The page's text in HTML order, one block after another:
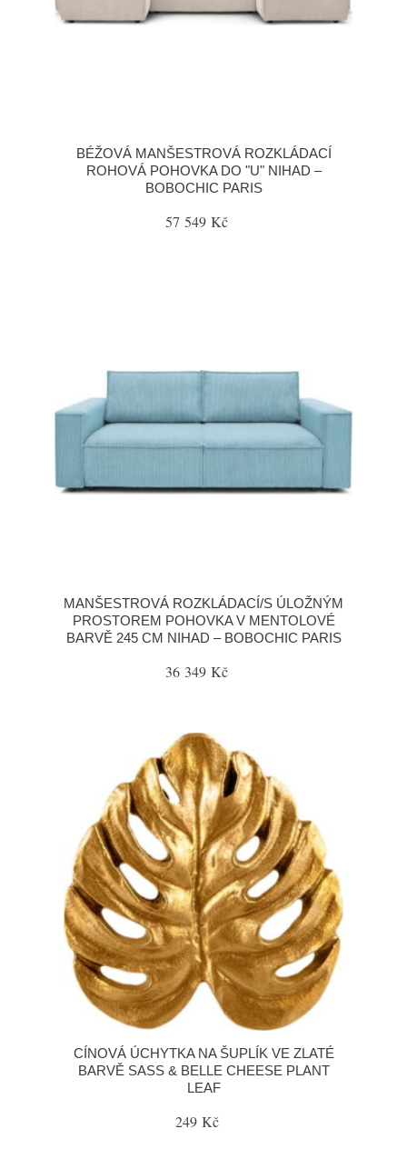
BÉŽOVÁ MANŠESTROVÁ ROZKLÁDACÍ
ROHOVÁ POHOVKA DO "U" NIHAD –
BOBOCHIC PARIS
57 549 Kč
MANŠESTROVÁ ROZKLÁDACÍ/S ÚLOŽNÝM
PROSTOREM POHOVKA V MENTOLOVÉ
BARVĚ 245 CM NIHAD – BOBOCHIC PARIS
36 349 Kč
CÍNOVÁ ÚCHYTKA NA ŠUPLÍK VE ZLATÉ
BARVĚ SASS & BELLE CHEESE PLANT
LEAF
249 Kč